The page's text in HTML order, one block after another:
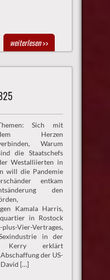
weiterlesen>>
Sich mit
Herzen
Warum
die Staatschefs
Westalliierten in
will die Pandemie
entkam
den
Kamala Harris,
in Rostock
Vier-Vertrages,
in der
Kerry erklärt
der US-
[…]